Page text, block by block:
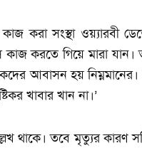
করা সংস্থা ওয়্যারবী
করতে গিয়ে মারা
আবাসন হয়
খাবার খান না।’
থাকে। তবে মৃত্যুর